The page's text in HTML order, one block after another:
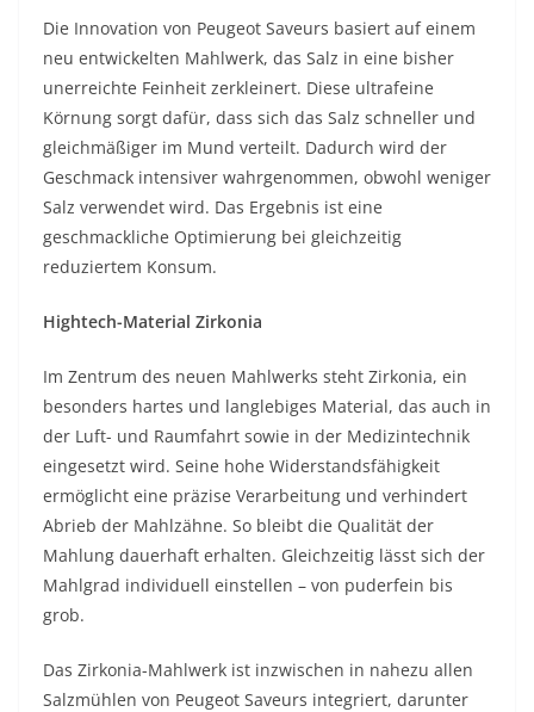
Die Innovation von Peugeot Saveurs basiert auf einem
neu entwickelten Mahlwerk, das Salz in eine bisher
unerreichte Feinheit zerkleinert. Diese ultrafeine
Körnung sorgt dafür, dass sich das Salz schneller und
gleichmäßiger im Mund verteilt. Dadurch wird der
Geschmack intensiver wahrgenommen, obwohl weniger
Salz verwendet wird. Das Ergebnis ist eine
geschmackliche Optimierung bei gleichzeitig
reduziertem Konsum.
Hightech-Material Zirkonia
Im Zentrum des neuen Mahlwerks steht Zirkonia, ein
besonders hartes und langlebiges Material, das auch in
der Luft- und Raumfahrt sowie in der Medizintechnik
eingesetzt wird. Seine hohe Widerstandsfähigkeit
ermöglicht eine präzise Verarbeitung und verhindert
Abrieb der Mahlzähne. So bleibt die Qualität der
Mahlung dauerhaft erhalten. Gleichzeitig lässt sich der
Mahlgrad individuell einstellen – von puderfein bis
grob.
Das Zirkonia-Mahlwerk ist inzwischen in nahezu allen
Salzmühlen von Peugeot Saveurs integriert, darunter